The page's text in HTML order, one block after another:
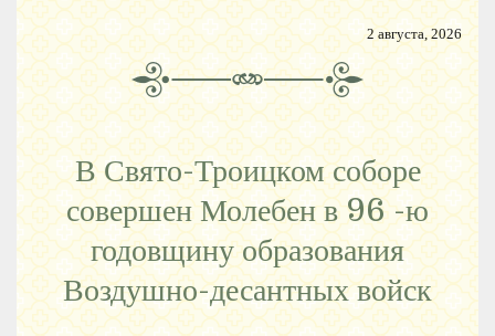
2 августа, 2026
В Свято-Троицком соборе
совершен Молебен в 96 -ю
годовщину образования
Воздушно-десантных войск